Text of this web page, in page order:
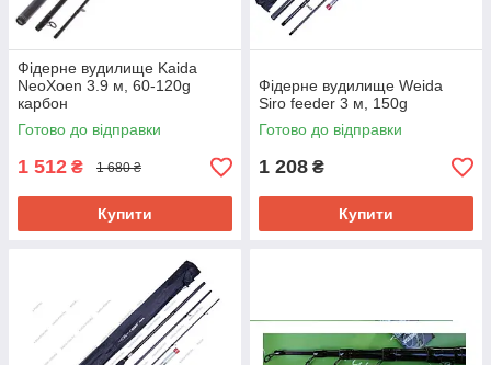
Фідерне вудилище Kaida
NeoXoen 3.9 м, 60-120g
карбон
Готово до відправки
1 512 ₴ 1 680 ₴
Купити
Фідерне вудилище Weida
Siro feeder 3 м, 150g
Готово до відправки
1 208 ₴
Купити